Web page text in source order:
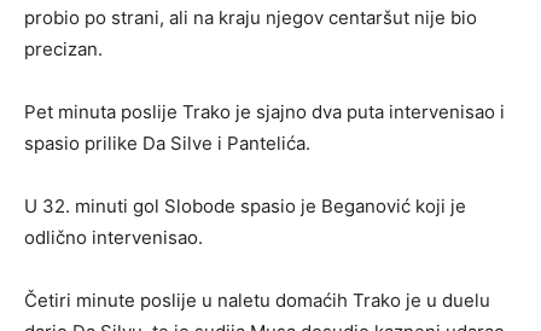
probio po strani, ali na kraju njegov centaršut nije bio
precizan.
Pet minuta poslije Trako je sjajno dva puta intervenisao i
spasio prilike Da Silve i Pantelića.
U 32. minuti gol Slobode spasio je Beganović koji je
odlično intervenisao.
Četiri minute poslije u naletu domaćih Trako je u duelu